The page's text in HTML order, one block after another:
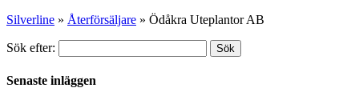
Silverline » Återförsäljare » Ödåkra Uteplantor AB
Sök efter: Sök
Senaste inläggen